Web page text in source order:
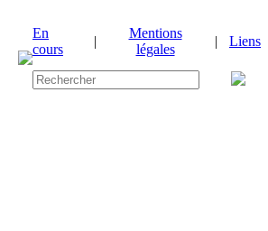
En
cours
|
Mentions
légales
| Liens